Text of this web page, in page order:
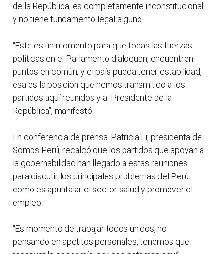
de la República, es completamente inconstitucional
y no tiene fundamento legal alguno.
“Este es un momento para que todas las fuerzas
políticas en el Parlamento dialoguen, encuentren
puntos en común, y el país pueda tener estabilidad,
esa es la posición que hemos transmitido a los
partidos aquí reunidos y al Presidente de la
República”, manifestó.
En conferencia de prensa, Patricia Li, presidenta de
Somos Perú, recalcó que los partidos que apoyan a
la gobernabilidad han llegado a estas reuniones
para discutir los principales problemas del Perú
como es apuntalar el sector salud y promover el
empleo.
“Es momento de trabajar todos unidos, no
pensando en apetitos personales, tenemos que